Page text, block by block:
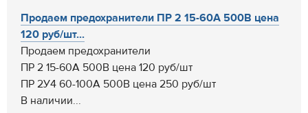
Продаем предохранители ПР 2 15-60А 500В цена
120 руб/шт...
Продаем предохранители
ПР 2 15-60А 500В цена 120 руб/шт
ПР 2У4 60-100А 500В цена 250 руб/шт
В наличии...